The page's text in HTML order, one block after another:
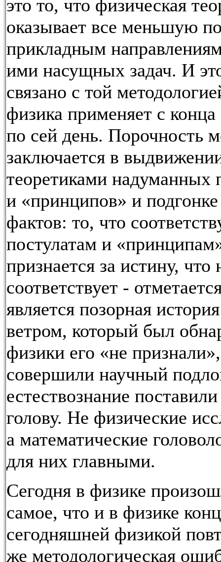
это то, что физическая
оказывает все меньшую
прикладным
ими насущных задач. И
связано с той
физика применяет с конца
по сей день. Порочность
заключается в
теоретиками надуманных
и «принципов» и
фактов: то, что
постулатам и
признается за истину, что
соответствует -
является позорная
ветром, который был
физики его «не
совершили научный
естествознание
голову. Не физические
а математические
для них главными.
Сегодня в физике
самое, что и в физике
сегодняшней физикой
же методологическая